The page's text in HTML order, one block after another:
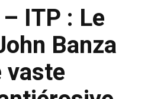
ITP : Le
Banza
vaste